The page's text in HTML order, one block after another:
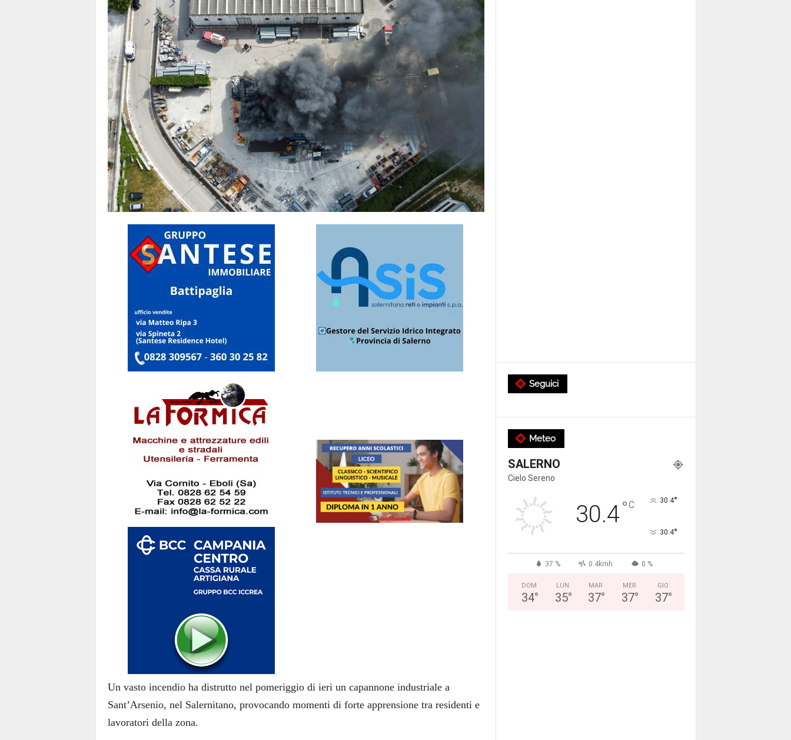
1
1
|
Un vasto incendio ha distrutto nel pomeriggio di ieri un capannone industriale a
Sant’Arsenio, nel Salernitano, provocando momenti di forte apprensione tra residenti e
lavoratori della zona.
Seguici
Meteo
SALERNO
Cielo Sereno
30.4°C 30.4°
30.4°
37 % 0.4kmh 0 %
DOM
34°
LUN
35°
MAR
37°
MER
37°
GIO
37°